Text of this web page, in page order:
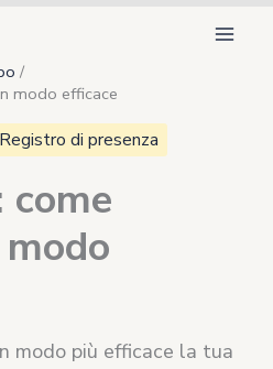
modo efficace
Registro di presenza
come
modo più efficace la tua